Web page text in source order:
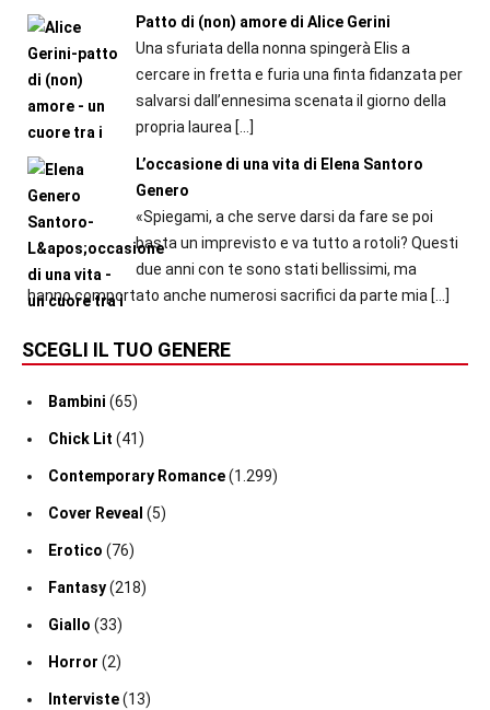
Patto di (non) amore di Alice Gerini
Una sfuriata della nonna spingerà Elis a
cercare in fretta e furia una finta fidanzata per
salvarsi dall’ennesima scenata il giorno della
propria laurea[…]
L’occasione di una vita di Elena Santoro
Genero
«Spiegami, a che serve darsi da fare se poi
basta un imprevisto e va tutto a rotoli? Questi
due anni con te sono stati bellissimi, ma
hanno comportato anche numerosi sacrifici da parte mia […]
SCEGLI IL TUO GENERE
Bambini (65)
Chick Lit (41)
Contemporary Romance(1.299)
Cover Reveal (5)
Erotico (76)
Fantasy(218)
Giallo (33)
Horror (2)
Interviste(13)